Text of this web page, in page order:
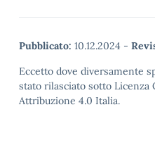
Pubblicato: 10.12.2024 -
Eccetto dove diversamente
stato rilasciato sotto Licenza
Attribuzione 4.0 Italia.